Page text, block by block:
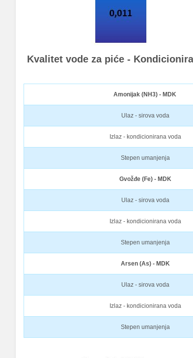
Kvalitet vode za piće -
Amonijak (NH3) - MDK
Ulaz - sirova voda
Izlaz - kondicionirana voda
Stepen umanjenja
Gvožđe (Fe) - MDK
Ulaz - sirova voda
Izlaz - kondicionirana voda
Stepen umanjenja
Arsen (As) - MDK
Ulaz - sirova voda
Izlaz - kondicionirana voda
Stepen umanjenja